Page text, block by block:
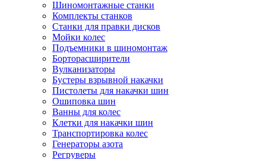
Шиномонтажные станки
Комплекты станков
Станки для правки дисков
Мойки колес
Подъемники в шиномонтаж
Борторасширители
Вулканизаторы
Бустеры взрывной накачки
Пистолеты для накачки шин
Ошиповка шин
Ванны для колес
Клетки для накачки шин
Транспортировка колес
Генераторы азота
Регруверы